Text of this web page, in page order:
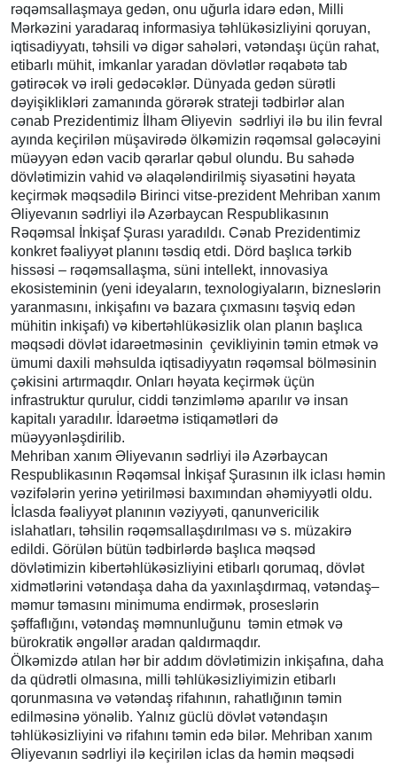
rəqəmsallaşmaya gedən, onu uğurla idarə edən, Milli
Mərkəzini yaradaraq informasiya təhlükəsizliyini qoruyan,
iqtisadiyyatı, təhsili və digər sahələri, vətəndaşı üçün rahat,
etibarlı mühit, imkanlar yaradan dövlətlər rəqabətə tab
gətirəcək və irəli gedəcəklər. Dünyada gedən sürətli
dəyişiklikləri zamanında görərək strateji tədbirlər alan
cənab Prezidentimiz İlham Əliyevin sədrliyi ilə bu ilin fevral
ayında keçirilən müşavirədə ölkəmizin rəqəmsal gələcəyini
müəyyən edən vacib qərarlar qəbul olundu. Bu sahədə
dövlətimizin vahid və əlaqələndirilmiş siyasətini həyata
keçirmək məqsədilə Birinci vitse-prezident Mehriban xanım
Əliyevanın sədrliyi ilə Azərbaycan Respublikasının
Rəqəmsal İnkişaf Şurası yaradıldı. Cənab Prezidentimiz
konkret fəaliyyət planını təsdiq etdi. Dörd başlıca tərkib
hissəsi – rəqəmsallaşma, süni intellekt, innovasiya
ekosisteminin (yeni ideyaların, texnologiyaların, bizneslərin
yaranmasını, inkişafını və bazara çıxmasını təşviq edən
mühitin inkişafı) və kibertəhlükəsizlik olan planın başlıca
məqsədi dövlət idarəetməsinin çevikliyinin təmin etmək və
ümumi daxili məhsulda iqtisadiyyatın rəqəmsal bölməsinin
çəkisini artırmaqdır. Onları həyata keçirmək üçün
infrastruktur qurulur, ciddi tənzimləmə aparılır və insan
kapitalı yaradılır. İdarəetmə istiqamətləri də
müəyyənləşdirilib.
Mehriban xanım Əliyevanın sədrliyi ilə Azərbaycan
Respublikasının Rəqəmsal İnkişaf Şurasının ilk iclası həmin
vəzifələrin yerinə yetirilməsi baxımından əhəmiyyətli oldu.
İclasda fəaliyyət planının vəziyyəti, qanunvericilik
islahatları, təhsilin rəqəmsallaşdırılması və s. müzakirə
edildi. Görülən bütün tədbirlərdə başlıca məqsəd
dövlətimizin kibertəhlükəsizliyini etibarlı qorumaq, dövlət
xidmətlərini vətəndaşa daha da yaxınlaşdırmaq, vətəndaş–
məmur təmasını minimuma endirmək, proseslərin
şəffaflığını, vətəndaş məmnunluğunu təmin etmək və
bürokratik əngəllər aradan qaldırmaqdır.
Ölkəmizdə atılan hər bir addım dövlətimizin inkişafına, daha
da qüdrətli olmasına, milli təhlükəsizliyimizin etibarlı
qorunmasına və vətəndaş rifahının, rahatlığının təmin
edilməsinə yönəlib. Yalnız güclü dövlət vətəndaşın
təhlükəsizliyini və rifahını təmin edə bilər. Mehriban xanım
Əliyevanın sədrliyi ilə keçirilən iclas da həmin məqsədi